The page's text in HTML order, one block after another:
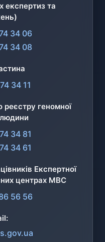
експертиз та
34 06
34 08
34 11
реєстру геномної
людини
34 81
34 61
Експертної
центрах МВС
56 56